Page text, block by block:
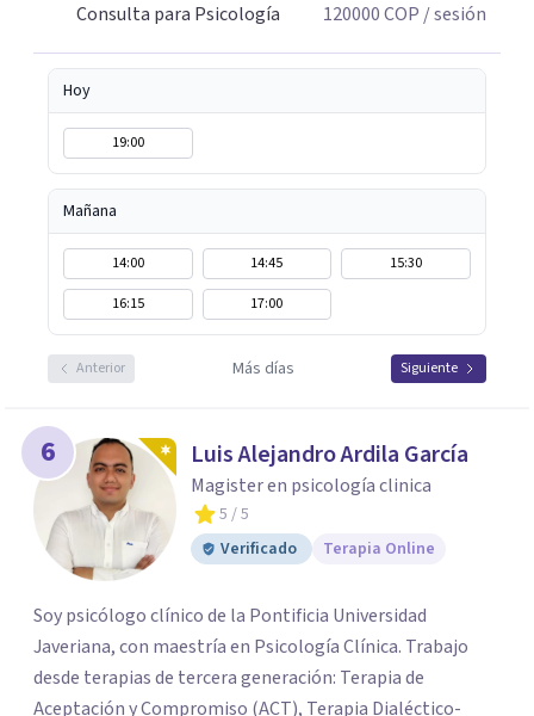
Consulta para Psicología
120000COP / sesión
Hoy
19:00
Mañana
14:00 14:45
15:30
16:15
17:00
Anterior Más días Siguiente
6 Luis Alejandro Ardila García
Magister en psicología clinica
5 / 5
Verificado
Terapia Online
Soy psicólogo clínico de la Pontificia Universidad
Javeriana, con maestría en Psicología Clínica. Trabajo
desde terapias de tercera generación: Terapia de
Aceptación y Compromiso (ACT), Terapia Dialéctico-